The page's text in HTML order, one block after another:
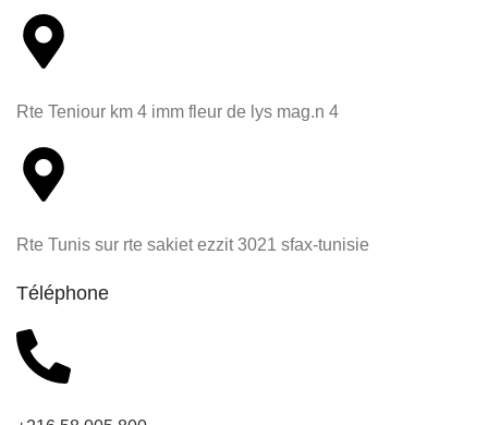
Rte Teniour km 4 imm fleur de lys mag.n 4
Rte Tunis sur rte sakiet ezzit 3021 sfax-tunisie
Téléphone